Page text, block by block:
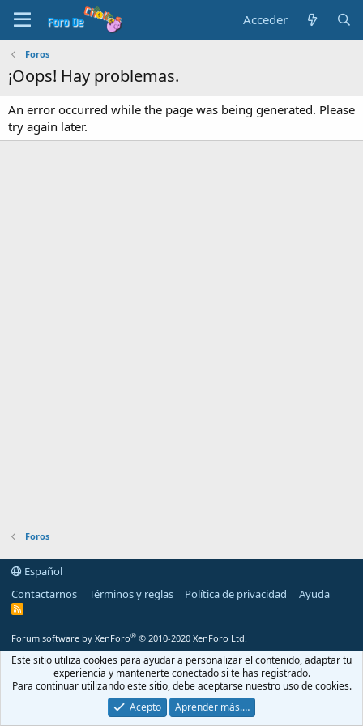
Acceder
Foros
¡Oops! Hay problemas.
An error occurred while the page was being generated. Please
try again later.
Foros
Español
Contactarnos
Términos y reglas Política de privacidad Ayuda
R
Forum software by XenForo® © 2010-2020 XenForo Ltd.
Este sitio utiliza cookies para ayudar a personalizar el contenido, adaptar tu
experiencia y mantenerte conectado si te has registrado.
Para continuar utilizando este sitio, debe aceptarse nuestro uso de cookies.
Acepto
Aprender más.…